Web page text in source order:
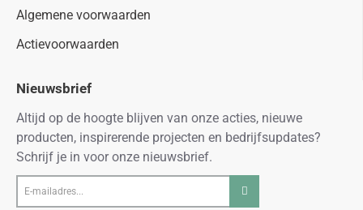
Algemene voorwaarden
Actievoorwaarden
Nieuwsbrief
Altijd op de hoogte blijven van onze acties, nieuwe
producten, inspirerende projecten en bedrijfsupdates?
Schrijf je in voor onze nieuwsbrief.
mailadres...